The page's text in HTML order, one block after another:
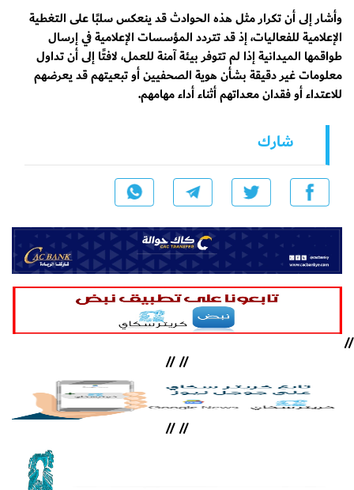
وأشار إلى أن تكرار مثل هذه الحوادث قد ينعكس سلبًا على التغطية
الإعلامية للفعاليات، إذ قد تتردد المؤسسات الإعلامية في إرسال
طواقمها الميدانية إذا لم تتوفر بيئة آمنة للعمل، لافتًا إلى أن تداول
معلومات غير دقيقة بشأن هوية الصحفيين أو تبعيتهم قد يعرضهم
للاعتداء أو فقدان معداتهم أثناء أداء مهامهم.
شارك
//
//
//
//
//